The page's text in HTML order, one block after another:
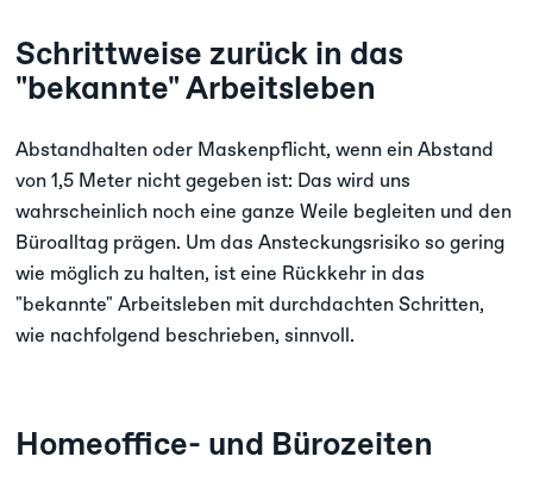
Schrittweise zurück in das
"bekannte" Arbeitsleben
Abstandhalten oder Maskenpflicht, wenn ein Abstand
von 1,5 Meter nicht gegeben ist: Das wird uns
wahrscheinlich noch eine ganze Weile begleiten und den
Büroalltag prägen. Um das Ansteckungsrisiko so gering
wie möglich zu halten, ist eine Rückkehr in das
"bekannte" Arbeitsleben mit durchdachten Schritten,
wie nachfolgend beschrieben, sinnvoll.
Homeoffice- und Bürozeiten